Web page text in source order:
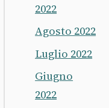
2022
Agosto 2022
Luglio 2022
Giugno
2022